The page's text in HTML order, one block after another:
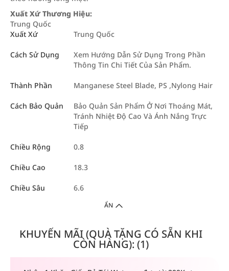
Xuất Xứ Thương Hiệu:
Trung Quốc
Xuất Xứ
Trung Quốc
Cách Sử Dụng
Xem Hướng Dẫn Sử Dụng Trong Phần
Thông Tin Chi Tiết Của Sản Phẩm.
Thành Phần Manganese Steel Blade, PS ,Nylong Hair
Cách Bảo Quản
Bảo Quản Sản Phẩm Ở Nơi Thoáng Mát,
Tránh Nhiệt Độ Cao Và Ánh Nắng Trực
Tiếp
Chiều Rộng 0.8
Chiều Cao 18.3
Chiều Sâu 6.6
ẨN
KHUYẾN MÃI (QUÀ TẶNG CÓ SẴN KHI
CÒN HÀNG): (1)